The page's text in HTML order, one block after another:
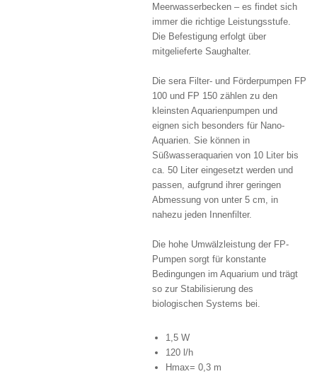
Meerwasserbecken – es findet sich
immer die richtige Leistungsstufe.
Die Befestigung erfolgt über
mitgelieferte Saughalter.
Die sera Filter- und Förderpumpen FP
100 und FP 150 zählen zu den
kleinsten Aquarienpumpen und
eignen sich besonders für Nano-
Aquarien. Sie können in
Süßwasseraquarien von 10 Liter bis
ca. 50 Liter eingesetzt werden und
passen, aufgrund ihrer geringen
Abmessung von unter 5 cm, in
nahezu jeden Innenfilter.
Die hohe Umwälzleistung der FP-
Pumpen sorgt für konstante
Bedingungen im Aquarium und trägt
so zur Stabilisierung des
biologischen Systems bei.
1,5 W
120 l/h
Hmax= 0,3 m